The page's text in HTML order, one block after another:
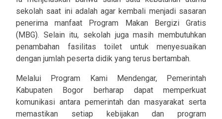
sekolah saat ini adalah agar kembali menjadi sasaran
penerima manfaat Program Makan Bergizi Gratis
(MBG). Selain itu, sekolah juga masih membutuhkan
penambahan fasilitas toilet untuk menyesuaikan
dengan jumlah peserta didik yang terus bertambah.
Melalui Program Kami Mendengar, Pemerintah
Kabupaten Bogor berharap dapat memperkuat
komunikasi antara pemerintah dan masyarakat serta
memastikan setiap kebijakan dan program